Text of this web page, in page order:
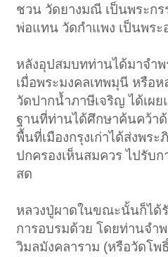
ชวน วัดยางมณี เป็นพระกร
พ่อแทน วัดกำแพง เป็นพระ
หลังอุปสมบทท่านได้มาจำ
เมื่อพระมงคลเทพมุนี หรือ
วัดปากน้ำภาษีเจริญ ได้เผ
ฐานที่ท่านได้ศึกษาค้นคว้าด้
พื้นที่เมืองกรุงเก่าได้ส่งพร
ปกครองเห็นสมควร ไปรับ
สด
หลวงปู่ผาดในขณะนั้นก็ได้
การอบรมด้วย โดยท่านจำ
วิมลมังคลาราม (หรือวัดโพ